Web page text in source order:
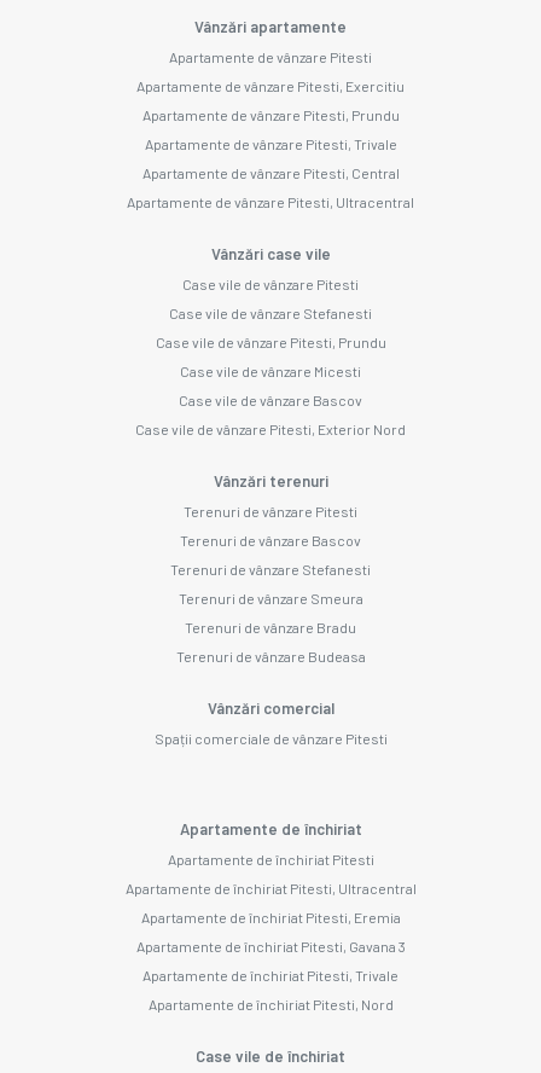
Vânzări apartamente
Apartamente de vânzare Pitesti
Apartamente de vânzare Pitesti, Exercitiu
Apartamente de vânzare Pitesti, Prundu
Apartamente de vânzare Pitesti, Trivale
Apartamente de vânzare Pitesti, Central
Apartamente de vânzare Pitesti, Ultracentral
Vânzări case vile
Case vile de vânzare Pitesti
Case vile de vânzare Stefanesti
Case vile de vânzare Pitesti, Prundu
Case vile de vânzare Micesti
Case vile de vânzare Bascov
Case vile de vânzare Pitesti, Exterior Nord
Vânzări terenuri
Terenuri de vânzare Pitesti
Terenuri de vânzare Bascov
Terenuri de vânzare Stefanesti
Terenuri de vânzare Smeura
Terenuri de vânzare Bradu
Terenuri de vânzare Budeasa
Vânzări comercial
Spații comerciale de vânzare Pitesti
Apartamente de închiriat
Apartamente de închiriat Pitesti
Apartamente de închiriat Pitesti, Ultracentral
Apartamente de închiriat Pitesti, Eremia
Apartamente de închiriat Pitesti, Gavana 3
Apartamente de închiriat Pitesti, Trivale
Apartamente de închiriat Pitesti, Nord
Case vile de închiriat